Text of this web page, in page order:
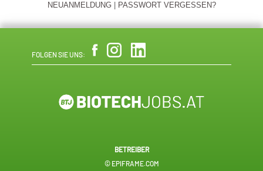
NEUANMELDUNG PASSWORT VERGESSEN?
FOLGEN SIE UNS:
BETREIBER
© EPIFRAME.COM